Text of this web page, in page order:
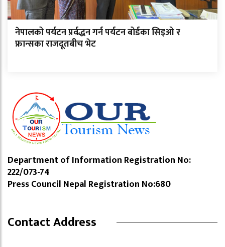
नेपालको पर्यटन प्रर्वद्धन गर्न पर्यटन बोर्डका सिइओ र
फ्रान्सका राजदूतबीच भेट
Department of Information Registration No:
222/073-74
Press Council Nepal Registration No:680
Contact Address